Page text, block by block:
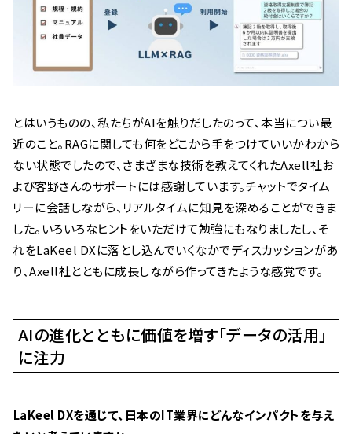
とはいうものの、私たちがAIを触りだしたのって、本当につい最
近のこと。RAGに関しても何をどこから手をつけていいかわから
ない状態でしたので、さまざまな技術を教えてくれたAxell社お
よび客野さんのサポートには感謝しています。チャットでタイム
リーに会話しながら、リアルタイムに知見を深めることができま
した。いろいろなヒントをいただけて勉強にもなりましたし、そ
れをLaKeel DXに落とし込んでいくなかでディスカッションがあ
り、Axell社とともに成長しながら作ってきたような感覚です。
AIの進化とともに価値を増す「データの活用」
に注力
――LaKeel DXを通じて、日本のIT業界にどんなインパクトを与え